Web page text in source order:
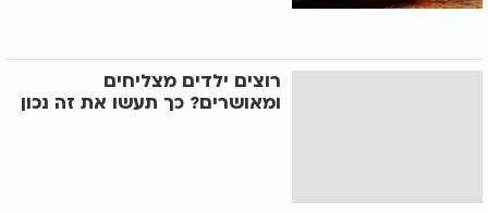
רוצים ילדים מצליחים
ומאושרים? כך תעשו את זה נכון